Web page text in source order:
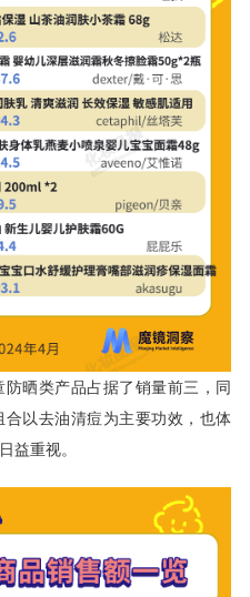
晒类产品占据了销量前三，同
以去油清痘为主要功效，也体
益重视。